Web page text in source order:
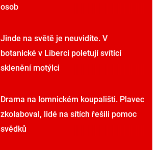
osob
Jinde na světě je neuvidíte. V
botanické v Liberci poletují svítící
sklenění motýlci
Drama na lomnickém koupališti. Plavec
zkolaboval, lidé na sítích řešili pomoc
svědků